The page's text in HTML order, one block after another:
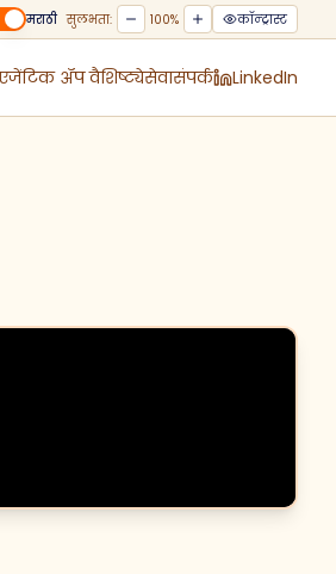
मराठी सुलभता: 100% कॉन्ट्रास्ट
ॲप वैशिष्ट्येसेवासंपर्क LinkedIn